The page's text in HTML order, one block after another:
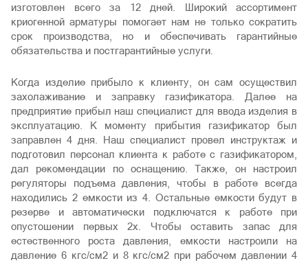
изготовлен всего за 12 дней. Широкий ассортимент
криогенной арматуры помогает нам не только сократить
срок производства, но и обеспечивать гарантийные
обязательства и постгарантийные услуги.
Когда изделие прибыло к клиенту, он сам осуществил
захолаживание и заправку газификатора. Далее на
предприятие прибыл наш специалист для ввода изделия в
эксплуатацию. К моменту прибытия газификатор был
заправлен 4 дня. Наш специалист провел инструктаж и
подготовил персонал клиента к работе с газификатором,
дал рекомендации по оснащению. Также, он настроил
регуляторы подъема давления, чтобы в работе всегда
находились 2 емкости из 4. Остальные емкости будут в
резерве и автоматически подключатся к работе при
опустошении первых 2х. Чтобы оставить запас для
естественного роста давления, емкости настроили на
давление 6 кгс/см2 и 8 кгс/см2 при рабочем давлении 4